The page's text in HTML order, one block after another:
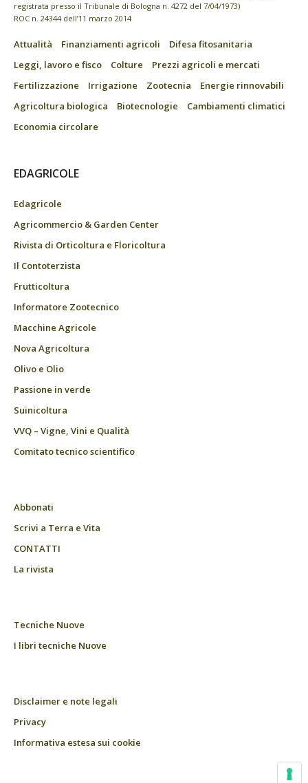
registrata presso il Tribunale di Bologna n. 4272 del 7/04/1973)
ROC n. 24344 dell’11 marzo 2014
Attualità Finanziamenti agricoli
Difesa fitosanitaria
Leggi, lavoro e fisco
Colture
Prezzi agricoli e mercati
Fertilizzazione
Irrigazione Zootecnia
Energie rinnovabili
Agricoltura biologica
Biotecnologie
Cambiamenti climatici
Economia circolare
EDAGRICOLE
Edagricole
Agricommercio & Garden Center
Rivista di Orticoltura e Floricoltura
Il Contoterzista
Frutticoltura
Informatore Zootecnico
Macchine Agricole
Nova Agricoltura
Olivo e Olio
Passione in verde
Suinicoltura
VVQ – Vigne, Vini e Qualità
Comitato tecnico scientifico
Abbonati
Scrivi a Terra e Vita
CONTATTI
La rivista
Tecniche Nuove
I libri tecniche Nuove
Disclaimer e note legali
Privacy
Informativa estesa sui cookie